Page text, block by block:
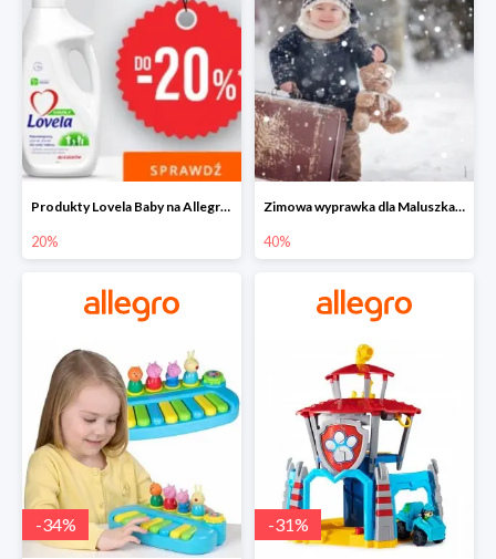
Produkty Lovela Baby na Allegro do -20%
20%
Zimowa wyprawka dla Maluszka na Allegro do -40%
40%
-34% -31%